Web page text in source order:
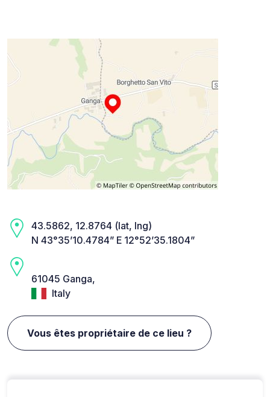
43.5862, 12.8764 (lat, lng)
N 43°35’10.4784” E 12°52’35.1804”
61045 Ganga,
Italy
Vous êtes propriétaire de ce lieu ?